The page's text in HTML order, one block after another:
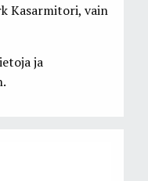
Kasarmitori, vain
ja